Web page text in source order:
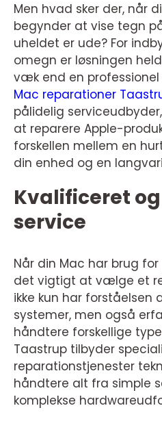
Men hvad sker der, når
begynder at vise tegn
uheldet er ude? For
omegn er løsningen
væk end en professionel
Mac reparationer
pålidelig
at reparere Apple-
forskellen mellem en
din enhed og en
Kvalificeret
service
Når din Mac har brug
det vigtigt at vælge et
ikke kun har forståelsen
systemer, men også
håndtere forskellige
Taastrup tilbyder
reparationstjenester
håndtere alt fra simple
komplekse